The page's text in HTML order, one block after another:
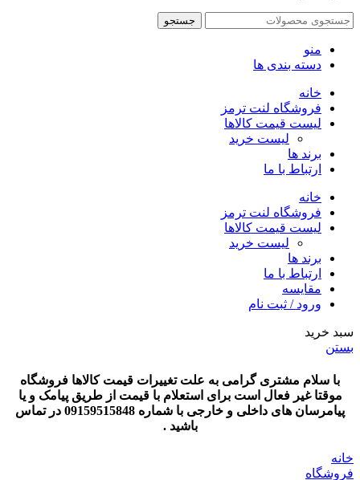
جستجو
منو
دسته بندی ها
خانه
فروشگاه لنت ترمز
لیست قیمت کالاها
لیست خرید
برند ها
ارتباط با ما
خانه
فروشگاه لنت ترمز
لیست قیمت کالاها
لیست خرید
برند ها
ارتباط با ما
مقایسه
ورود / ثبت نام
سبد خرید
بستن
با سلام مشتری گرامی به علت تغییرات قیمت کالاها فروشگاه
موقتا غیر فعال است برای استعلام با قیمت از طریق پیامک و یا
پیامرسان های داخلی و خارجی با شماره 09159515848 در تماس
باشید .
خانه
فروشگاه